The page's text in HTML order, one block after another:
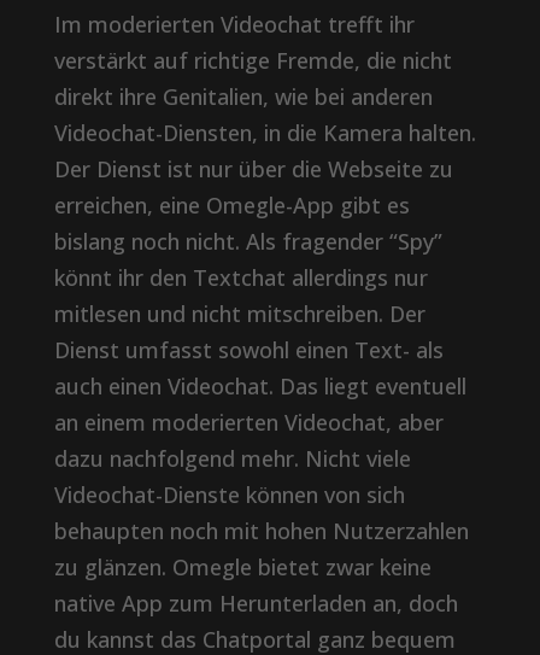
Im moderierten Videochat trefft ihr
verstärkt auf richtige Fremde, die nicht
direkt ihre Genitalien, wie bei anderen
Videochat-Diensten, in die Kamera halten.
Der Dienst ist nur über die Webseite zu
erreichen, eine Omegle-App gibt es
bislang noch nicht. Als fragender “Spy”
könnt ihr den Textchat allerdings nur
mitlesen und nicht mitschreiben. Der
Dienst umfasst sowohl einen Text- als
auch einen Videochat. Das liegt eventuell
an einem moderierten Videochat, aber
dazu nachfolgend mehr. Nicht viele
Videochat-Dienste können von sich
behaupten noch mit hohen Nutzerzahlen
zu glänzen. Omegle bietet zwar keine
native App zum Herunterladen an, doch
du kannst das Chatportal ganz bequem